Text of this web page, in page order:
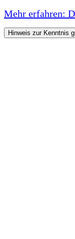
Mehr erfahren:
Hinweis zur Kenntnis